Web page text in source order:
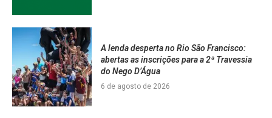
A lenda desperta no Rio São Francisco:
abertas as inscrições para a 2ª Travessia
do Nego D’Água
6 de agosto de 2026